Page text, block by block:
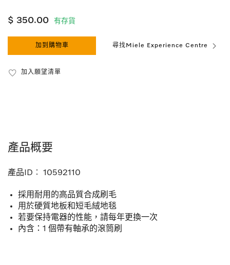
$ 350.00 有存貨
加到購物車 尋找Miele Experience Centre
加入願望清單
產品概要
產品ID︰ 10592110
採用耐用的高品質合成刷毛
用於硬質地板和短毛絨地毯
若要保持電器的性能，請每年更換一次
內含：1 個帶有軸承的滾筒刷